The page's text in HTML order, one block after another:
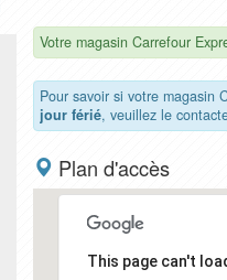
Votre magasin Carrefour
Pour savoir si votre magasin
jour férié, veuillez le
Plan d'accès
This page can't